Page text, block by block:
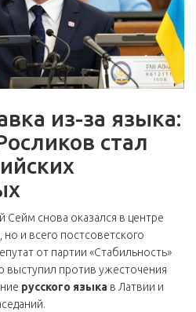
из-за языка:
стал
Сейм снова оказался в центре
и всего постсоветского
от партии «Стабильность»
выступил против ужесточения
русского языка в Латвии и